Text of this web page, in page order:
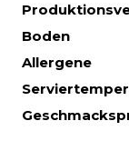
Boden
Allergene